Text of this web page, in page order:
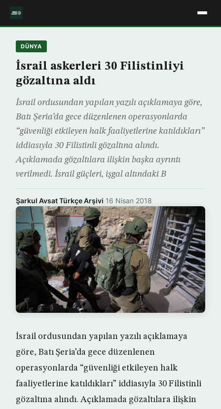
DÜNYA
İsrail askerleri 30 Filistinliyi
gözaltına aldı
İsrail ordusundan yapılan yazılı açıklamaya göre,
Batı Şeria’da gece düzenlenen operasyonlarda
“güvenliği etkileyen halk faaliyetlerine katıldıkları”
iddiasıyla 30 Filistinli gözaltına alındı.
Açıklamada gözaltılara ilişkin başka ayrıntı
verilmedi. İsrail güçleri, işgal altındaki B
Şarkul Avsat Türkçe Arşivi·16 Nisan 2018
İsrail ordusundan yapılan yazılı açıklamaya
göre, Batı Şeria’da gece düzenlenen
operasyonlarda “güvenliği etkileyen halk
faaliyetlerine katıldıkları” iddiasıyla 30 Filistinli
gözaltına alındı. Açıklamada gözaltılara ilişkin